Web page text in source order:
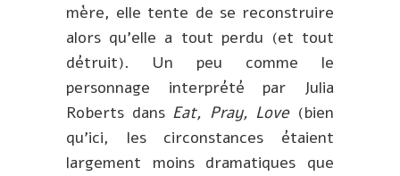
mère, elle tente de se reconstruire
alors qu’elle a tout perdu (et tout
détruit). Un peu comme le
personnage interprété par Julia
Roberts dans Eat, Pray, Love(bien
qu’ici, les circonstances étaient
largement moins dramatiques que